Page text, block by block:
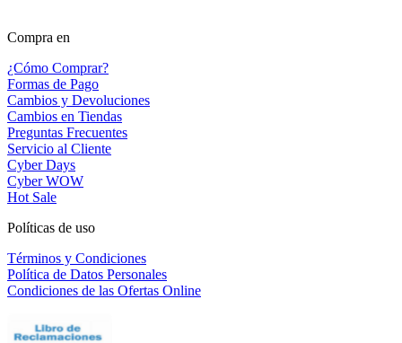
Compra en
¿Cómo Comprar?
Formas de Pago
Cambios y Devoluciones
Cambios en Tiendas
Preguntas Frecuentes
Servicio al Cliente
Cyber Days
Cyber WOW
Hot Sale
Políticas de uso
Términos y Condiciones
Política de Datos Personales
Condiciones de las Ofertas Online